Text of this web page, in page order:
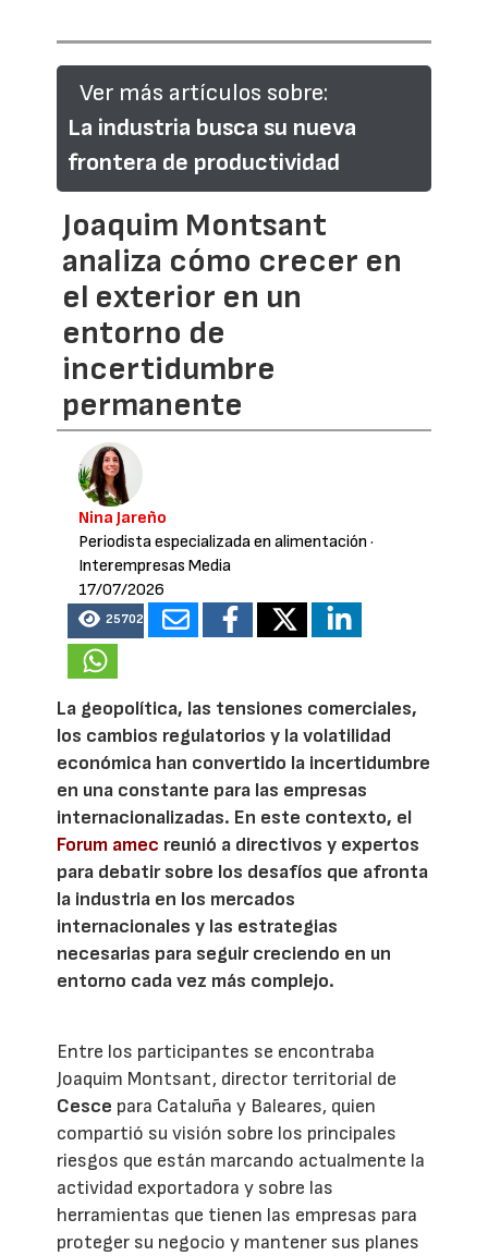
Ver más artículos sobre:
La industria busca su nueva
frontera de productividad
Joaquim Montsant
analiza cómo crecer en
el exterior en un
entorno de
incertidumbre
permanente
Nina Jareño
Periodista especializada en alimentación ·
Interempresas Media
17/07/2026
25702
La geopolítica, las tensiones comerciales,
los cambios regulatorios y la volatilidad
económica han convertido la incertidumbre
en una constante para las empresas
internacionalizadas. En este contexto, el
Forum amec reunió a directivos y expertos
para debatir sobre los desafíos que afronta
la industria en los mercados
internacionales y las estrategias
necesarias para seguir creciendo en un
entorno cada vez más complejo.
Entre los participantes se encontraba
Joaquim Montsant, director territorial de
Cesce para Cataluña y Baleares, quien
compartió su visión sobre los principales
riesgos que están marcando actualmente la
actividad exportadora y sobre las
herramientas que tienen las empresas para
proteger su negocio y mantener sus planes